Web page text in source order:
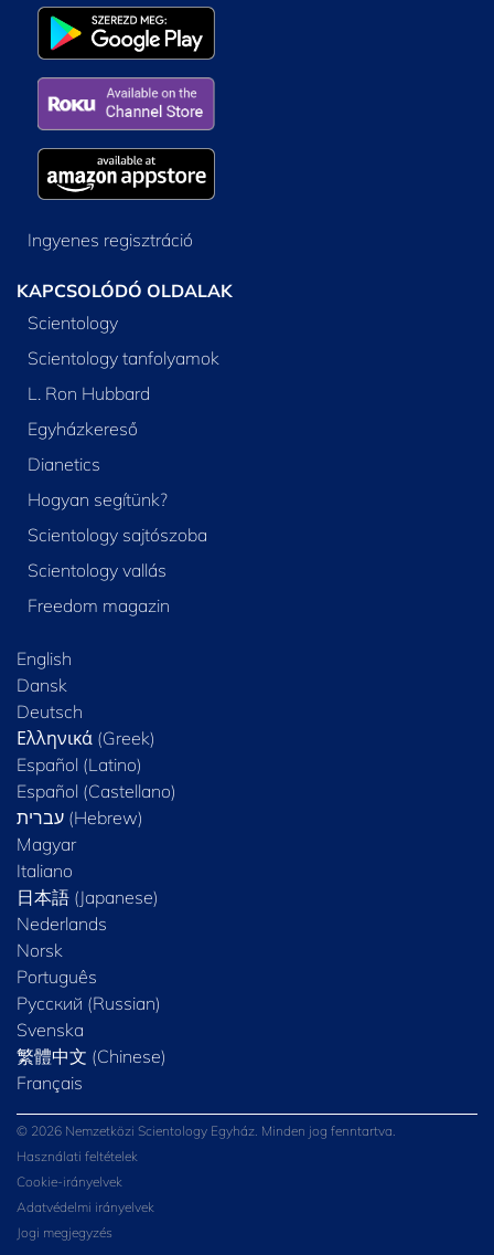
Ingyenes regisztráció
KAPCSOLÓDÓ OLDALAK
Scientology
Scientology tanfolyamok
L. Ron Hubbard
Egyházkereső
Dianetics
Hogyan segítünk?
Scientology sajtószoba
Scientology vallás
Freedom magazin
English
Dansk
Deutsch
Ελληνικά (Greek)
Español (Latino)
Español (Castellano)
Magyar
Italiano
日本語 (Japanese)
Nederlands
Norsk
Português
Русский (Russian)
Svenska
繁體中文 (Chinese)
Français
© 2026 Nemzetközi Scientology Egyház. Minden jog fenntartva.
Használati feltételek
Cookie-irányelvek
Adatvédelmi irányelvek
Jogi megjegyzés